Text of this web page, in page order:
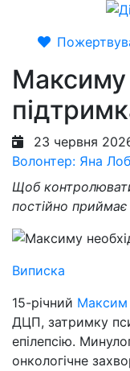
Максиму
23 червня
Волонтер: Яна
Щоб
постійно
Виписка
15-річний Максим
ДЦП, затримку
епілепсію.
онкологічне